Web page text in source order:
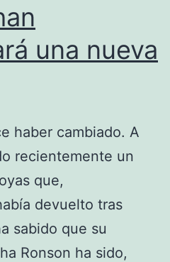
una nueva
haber cambiado. A
recientemente un
que,
devuelto tras
sabido que su
Ronson ha sido,